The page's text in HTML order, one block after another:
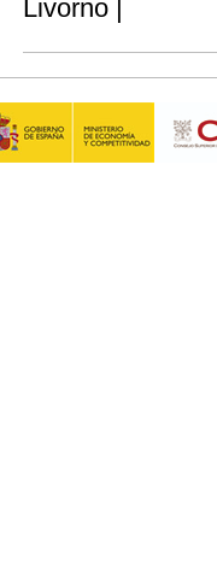
Livorno |